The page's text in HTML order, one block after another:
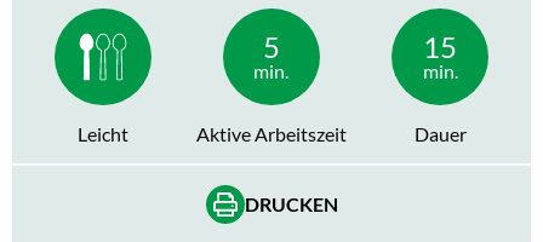
Leicht
5
min.
Aktive Arbeitszeit
15
min.
Dauer
DRUCKEN